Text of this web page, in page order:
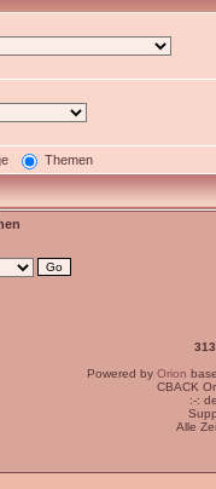
Themen
Powered by Orion
CBACK
:-:
Alle